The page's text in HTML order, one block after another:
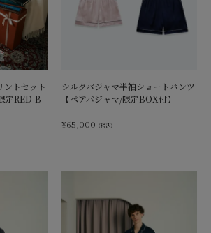
ントセット
定RED-B
シルクパジャマ半袖ショートパンツ
【ペアパジャマ/限定BOX付】
¥65,000 （税込）